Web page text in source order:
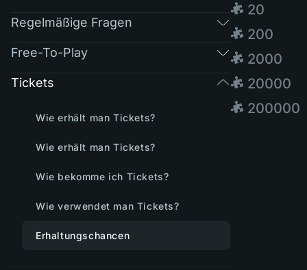
Regelmäßige Fragen
Free-To-Play
Tickets
Wie erhält man Tickets?
Wie erhält man Tickets?
Wie bekomme ich Tickets?
Wie verwendet man Tickets?
Erhaltungschancen
🧩 20
🧩 200
🧩 2000
🧩 20000
🧩 200000